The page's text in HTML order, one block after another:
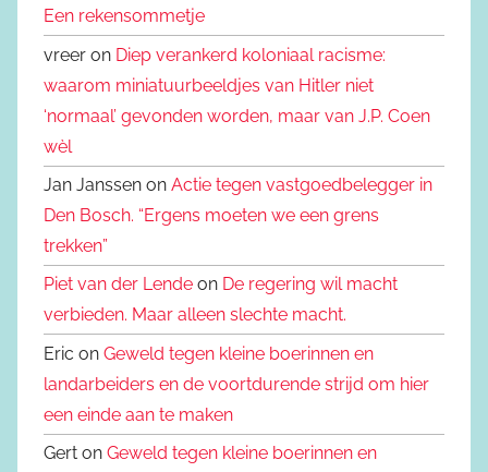
Een rekensommetje
vreer on Diep verankerd koloniaal racisme:
waarom miniatuurbeeldjes van Hitler niet
‘normaal’ gevonden worden, maar van J.P. Coen
wèl
Jan Janssen on Actie tegen vastgoedbelegger in
Den Bosch. “Ergens moeten we een grens
trekken”
Piet van der Lende on De regering wil macht
verbieden. Maar alleen slechte macht.
Eric on Geweld tegen kleine boerinnen en
landarbeiders en de voortdurende strijd om hier
een einde aan te maken
Gert on Geweld tegen kleine boerinnen en